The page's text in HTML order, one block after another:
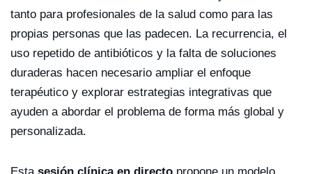
tanto para profesionales de la salud como para las
propias personas que las padecen. La recurrencia, el
uso repetido de antibióticos y la falta de soluciones
duraderas hacen necesario ampliar el enfoque
terapéutico y explorar estrategias integrativas que
ayuden a abordar el problema de forma más global y
personalizada.